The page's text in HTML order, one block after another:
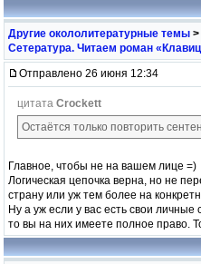
Другие окололитературные темы >
Сетература. Читаем роман
Отправлено 26 июня 12:34
цитата Crockett
Остаётся только повторить
Главное, чтобы не на вашем лице =)
Логическая цепочка верна, но не
страну или уж тем более на
Ну а уж если у вас есть свои
то вы на них имеете полное право.